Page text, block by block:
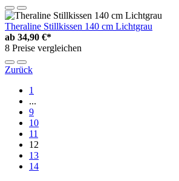
Theraline Stillkissen 140 cm Lichtgrau
ab 34,90 €*
8 Preise vergleichen
Zurück
1
...
9
10
11
12
13
14